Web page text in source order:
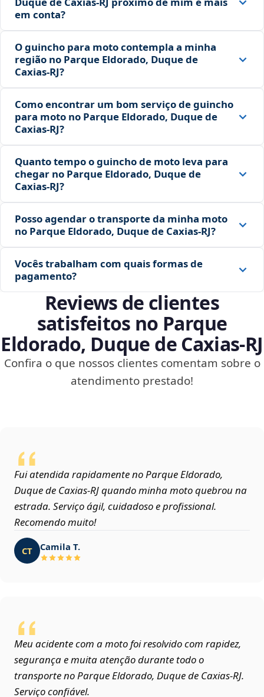
em conta?
O guincho para moto contempla a minha
região no Parque Eldorado, Duque de
Caxias‑RJ?
Como encontrar um bom serviço de guincho
para moto no Parque Eldorado, Duque de
Caxias‑RJ?
Quanto tempo o guincho de moto leva para
chegar no Parque Eldorado, Duque de
Caxias‑RJ?
Posso agendar o transporte da minha moto
no Parque Eldorado, Duque de Caxias‑RJ?
Vocês trabalham com quais formas de
pagamento?
Reviews de clientes
satisfeitos no Parque
Eldorado, Duque de Caxias‑RJ
Confira o que nossos clientes comentam sobre o
atendimento prestado!
Fui atendida rapidamente no Parque Eldorado,
Duque de Caxias‑RJ quando minha moto quebrou na
estrada. Serviço ágil, cuidadoso e profissional.
Recomendo muito!
CT Camila T.
Meu acidente com a moto foi resolvido com rapidez,
segurança e muita atenção durante todo o
transporte no Parque Eldorado, Duque de Caxias‑RJ.
Serviço confiável.